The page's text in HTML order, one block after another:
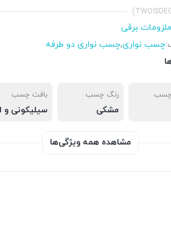
ملزومات برقی
چسب نواری,چسب نواری دو طرفه
چسب رنگ چسب
مشکی
بافت چسب
مشاهده همه ویژگی‌ها